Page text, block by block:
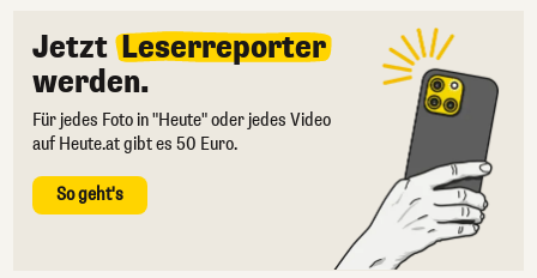
Jetzt Leserreporter
werden.
Für jedes Foto in "Heute" oder jedes Video
auf Heute.at gibt es 50 Euro.
So geht's